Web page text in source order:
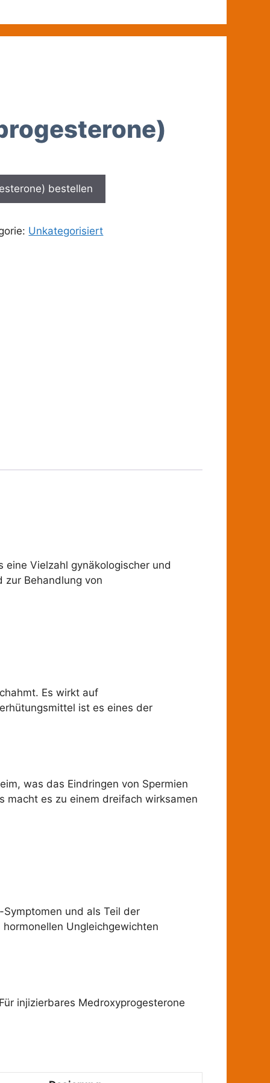
bestellen
Unkategorisiert
Vielzahl gynäkologischer und
zur Behandlung von
Es wirkt auf
ist es eines der
was das Eindringen von Spermien
macht es zu einem dreifach wirksamen
und als Teil der
Ungleichgewichten
injizierbares Medroxyprogesterone